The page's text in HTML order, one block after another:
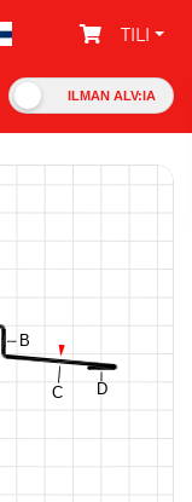
TILI
ILMAN ALV:IA